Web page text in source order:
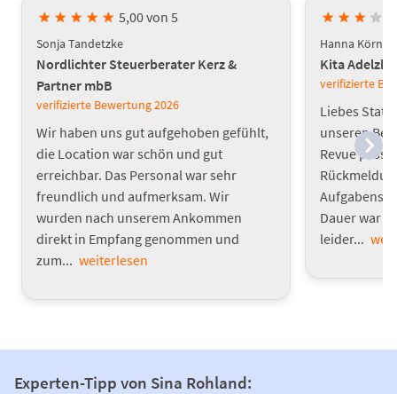
★ ★ ★ ★ ★ 5,00 von 5
Sonja Tandetzke
Nordlichter Steuerberater Kerz &
Partner mbB
verifizierte Bewertung2026
Wir haben uns gut aufgehoben gefühlt,
die Location war schön und gut
erreichbar. Das Personal war sehr
freundlich und aufmerksam. Wir
wurden nach unserem Ankommen
direkt in Empfang genommen und
zum... weiterlesen
★ ★ ★ ★
Hanna Körner
Kita
verifizierte
Liebes
unseren
Revue
Dauer war
leider...
Experten-Tipp von Sina Rohland: